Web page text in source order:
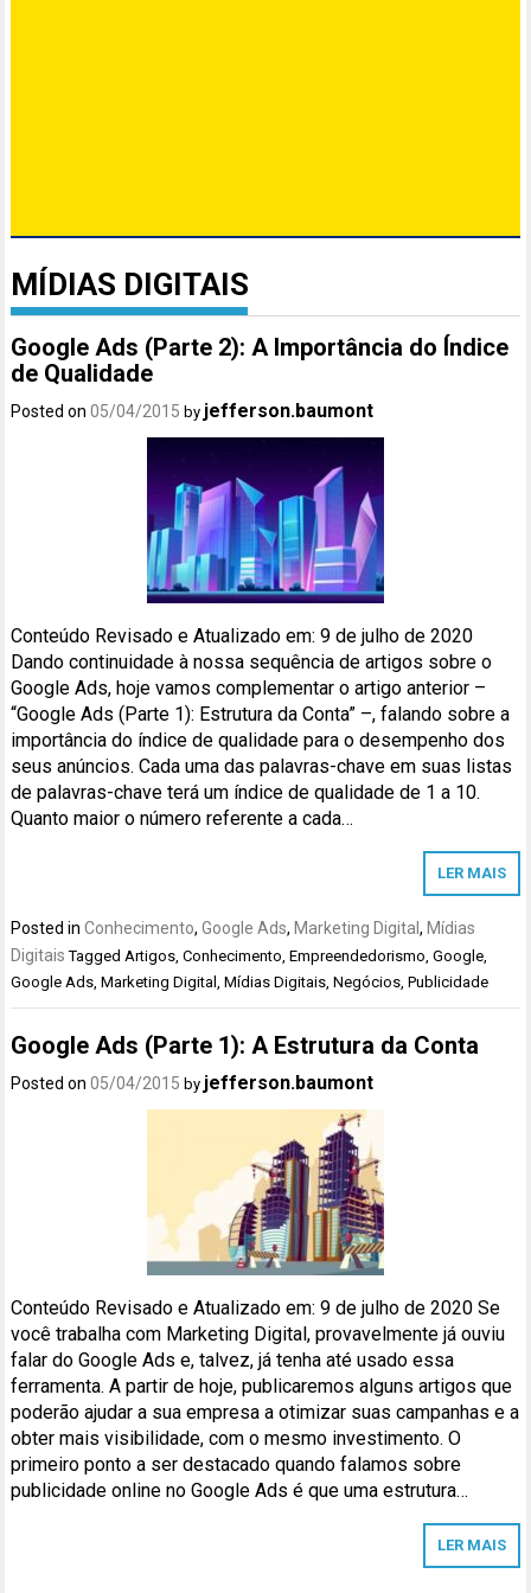
MÍDIAS DIGITAIS
Google Ads (Parte 2): A Importância do Índice
de Qualidade
Posted on05/04/2015 by jefferson.baumont
Conteúdo Revisado e Atualizado em: 9 de julho de 2020
Dando continuidade à nossa sequência de artigos sobre o
Google Ads, hoje vamos complementar o artigo anterior –
“Google Ads (Parte 1): Estrutura da Conta” –, falando sobre a
importância do índice de qualidade para o desempenho dos
seus anúncios. Cada uma das palavras-chave em suas listas
de palavras-chave terá um índice de qualidade de 1 a 10.
Quanto maior o número referente a cada…
LER MAIS
Posted inConhecimento,Google Ads, Marketing Digital, Mídias
Digitais TaggedArtigos,Conhecimento,Empreendedorismo,Google,
Google Ads,Marketing Digital,Mídias Digitais,Negócios,Publicidade
Google Ads (Parte 1): A Estrutura da Conta
Posted on05/04/2015 by jefferson.baumont
Conteúdo Revisado e Atualizado em: 9 de julho de 2020 Se
você trabalha com Marketing Digital, provavelmente já ouviu
falar do Google Ads e, talvez, já tenha até usado essa
ferramenta. A partir de hoje, publicaremos alguns artigos que
poderão ajudar a sua empresa a otimizar suas campanhas e a
obter mais visibilidade, com o mesmo investimento. O
primeiro ponto a ser destacado quando falamos sobre
publicidade online no Google Ads é que uma estrutura…
LER MAIS